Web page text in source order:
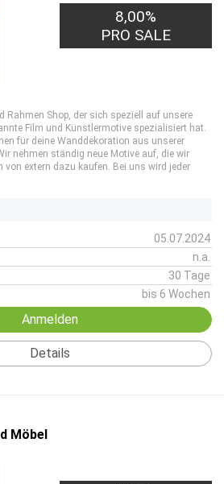
8,00%
PRO SALE
Rahmen Shop, der sich speziell auf unsere
Film und Künstlermotive spezialisiert hat.
für deine Wanddekoration aus unserer
nehmen ständig neue Motive auf, die wir
von extern dazu kaufen. Bei uns wird jeder
05.07.2024
n.a.
30 Tage
bis 6 Wochen
Anmelden
Details
Möbel